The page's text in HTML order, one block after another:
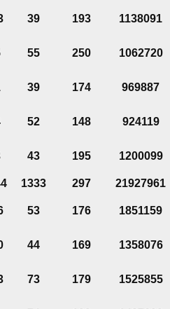
39 193 1138091
55 250 1062720
39 174 969887
52 148 924119
43 195 1200099
1333 297
21927961
53 176 1851159
44 169 1358076
73 179 1525855